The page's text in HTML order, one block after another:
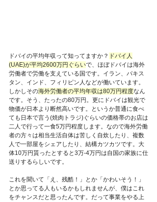
ドバイの平均年収って知ってますか？ ドバイ人
(UAE)が平均2600万円ぐらいで、ほぼドバイは海外
労働者で労働を支えている国です。イラン、パキス
タン、インド、フィリピン人などが働いています。
しかしその海外労働者の平均年収は80万円程度なん
です。そう、たったの80万円。更にドバイは観光で
物価が日本より断然高いです。というか普通に食べ
ても日本で言う(焼肉トラジ)ぐらいの価格帯のお店は
二人で行って一食5万円程度します。なので海外労働
者の方々は相当生活自体は苦しく自炊したり、複数
人で一部屋をシェアしたり、結構カツカツです。大
体10万円貰ったとすると3万-4万円は自国の家族に仕
送りするらしいです。
これを聞いて「え、残酷！」とか「かわいそう！」
とか思ってる人もいるかもしれませんが、僕はこれ
をチャンスだと思ったんです。だって事業をやる上